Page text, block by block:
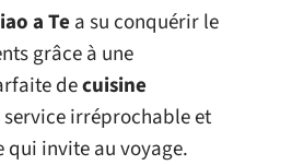
a Te a su conquérir le
grâce à une
decuisine
irréprochable et
qui invite au voyage.